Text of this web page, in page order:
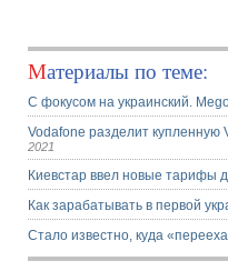
Материалы по теме:
С фокусом на украинский.
Vodafone разделит купленную
2021
Киевстар ввел новые тарифы
Как зарабатывать в первой
Стало известно, куда